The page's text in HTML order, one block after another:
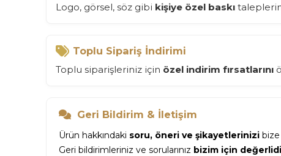
Logo, görsel, söz gibi kişiye özel baskı
Toplu Sipariş İndirimi
Toplu siparişleriniz için özel indirim fırsatlarını
Geri Bildirim & İletişim
Ürün hakkındaki soru, öneri ve şikayetlerinizi bize
Geri bildirimleriniz ve sorularınız bizim için